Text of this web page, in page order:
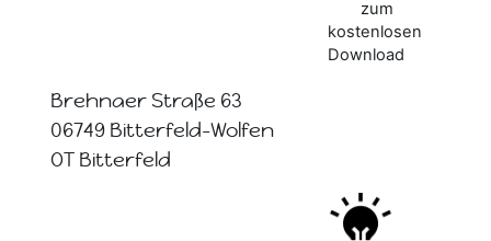
Brehnaer Straße 63
06749 Bitterfeld-Wolfen
OT Bitterfeld